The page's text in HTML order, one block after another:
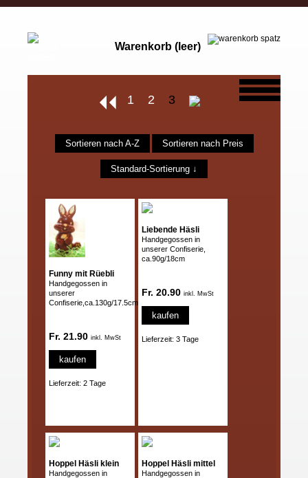
Warenkorb (leer)
1 2 3
Sortieren nach A-Z Sortieren nach Preis
Standard-Sortierung ↓
Funny mit Rüebli
Handgegossen in
unserer
Confiserie,ca.130g/17.5cm
Fr. 21.90 inkl. MwSt
kaufen
Lieferzeit: 2 Tage
Liebende Häsli
Handgegossen in
unserer Confiserie,
ca.90g/18cm
Fr. 20.90 inkl. MwSt
kaufen
Lieferzeit: 3 Tage
Hoppel Häsli klein
Handgegossen in
Hoppel Häsli mittel
Handgegossen in